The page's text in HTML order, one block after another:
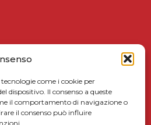
come i cookie per
dispositivo. Il consenso a queste
il comportamento di navigazione o
il consenso può influire
matteottiane